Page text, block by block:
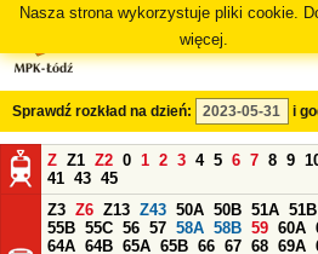
Nasza strona wykorzystuje pliki cookie.
więcej.
Sprawdź rozkład na dzień: i
Z Z1 Z2 0 1 2 3 4 5 6 7 8 9
41 43 45
Z3 Z6 Z13 Z43 50A 50B 51A 51B
55B 55C 56 57 58A 58B 59 60A
64A 64B 65A 65B 66 67 68 69A